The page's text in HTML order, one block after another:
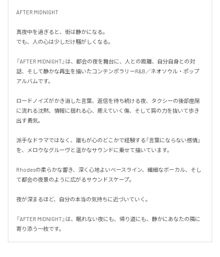
AFTER MIDNIGHT
真夜中を過ぎると、街は静かになる。
でも、人の心は少しだけ騒がしくなる。
『AFTER MIDNIGHT』は、都会の夜を舞台に、人との距離、自分自身との対
話、そして静かな再生を描いたコンテンポラリーR&B／ネオソウル・ポップ
アルバムです。
ロードノイズがかき消した言葉、返信を待ち続ける夜、タクシーの後部座席
に流れる沈黙、情報に揺れる心、癒えていく傷、そして肩の力を抜いて歩き
出す勇気。
派手なドラマではなく、誰もが心のどこかで経験する「言葉にならない感情」
を、メロウなグルーヴと温かなサウンドに乗せて描いています。
Rhodesの柔らかな響き、深く心地よいベースライン、繊細なボーカル、そし
て都会の夜景のように広がるサウンドスケープ。
夜が深まるほど、自分の本当の気持ちに近づいていく。
『AFTER MIDNIGHT』は、眠れない夜にも、帰り道にも、静かにあなたの隣に
寄り添う一枚です。